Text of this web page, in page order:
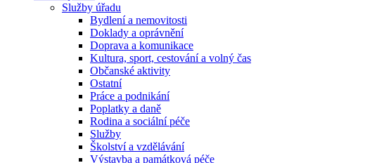
Služby úřadu
Bydlení a nemovitosti
Doklady a oprávnění
Doprava a komunikace
Kultura, sport, cestování a volný čas
Občanské aktivity
Ostatní
Práce a podnikání
Poplatky a daně
Rodina a sociální péče
Služby
Školství a vzdělávání
Výstavba a památková péče